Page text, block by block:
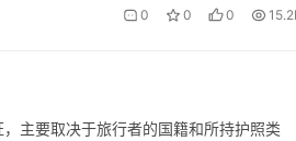
0 0 0
主要取决于旅行者的国籍和所持护照类